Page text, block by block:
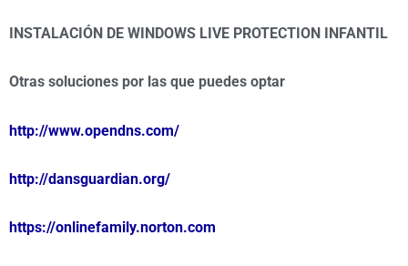
INSTALACIÓN DE WINDOWS LIVE PROTECTION INFANTIL
Otras soluciones por las que puedes optar
http://www.opendns.com/
http://dansguardian.org/
https://onlinefamily.norton.com